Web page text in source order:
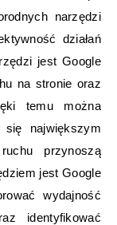
narzędzi
działań
jest Google
na stronie oraz
temu można
największym
przynoszą
jest Google
wydajność
identyfikować